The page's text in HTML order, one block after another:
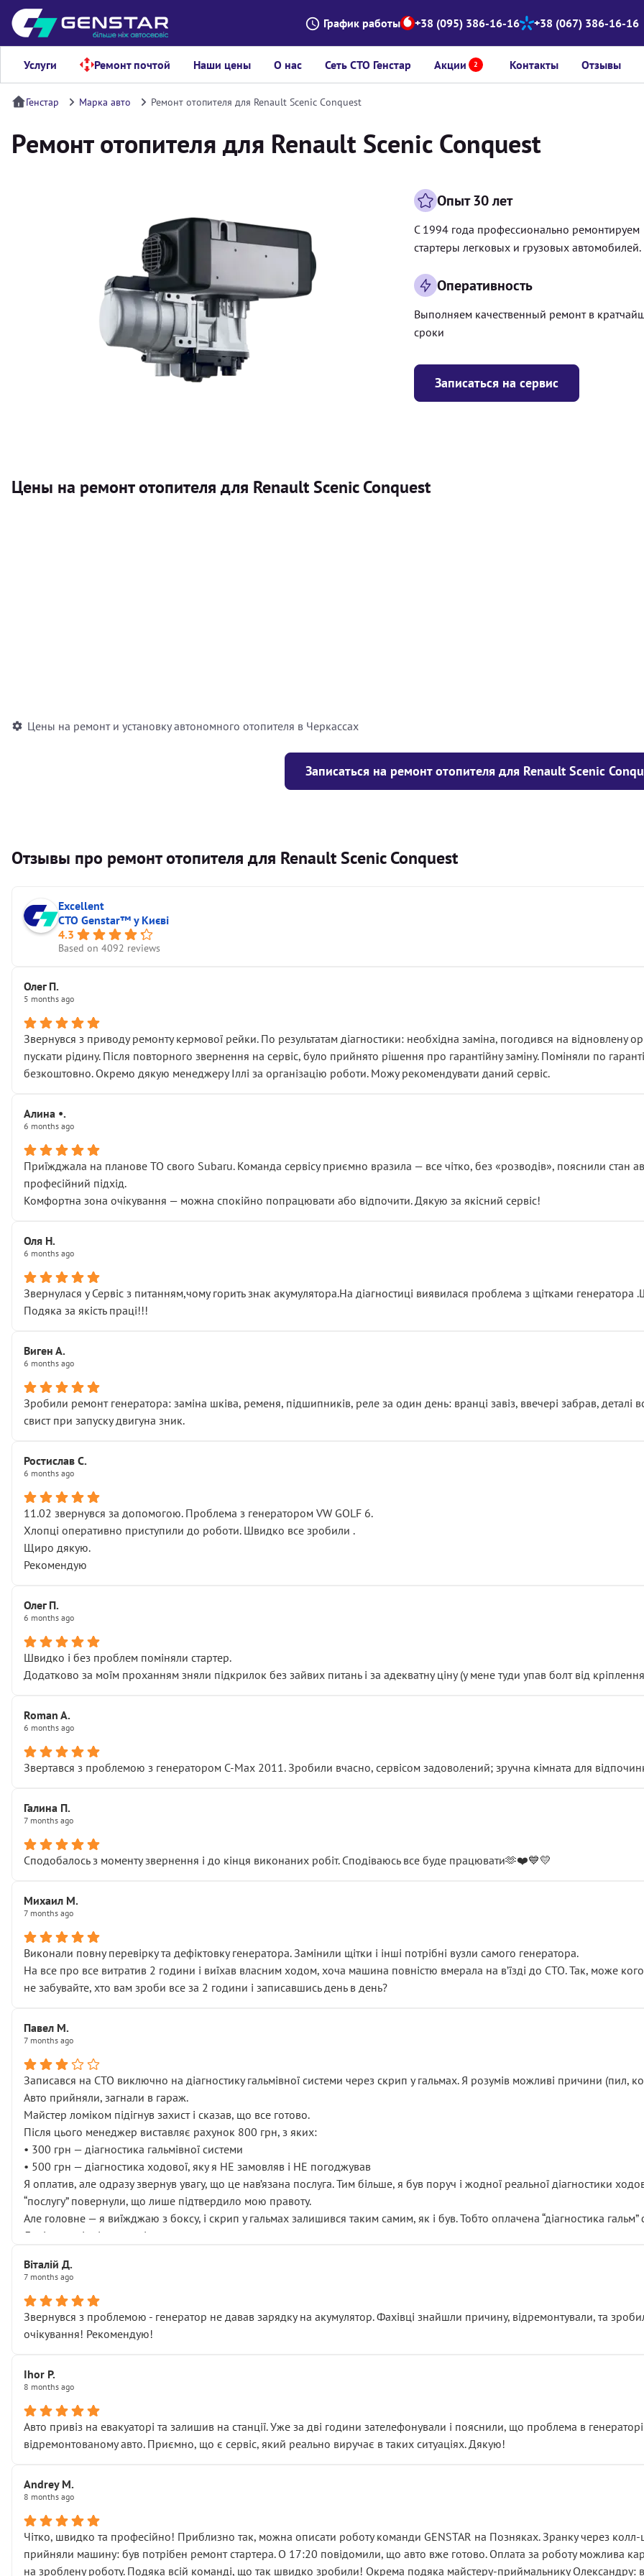
График работы +38 (095) 386-16-16 +38 (067) 386-16-16
Услуги Ремонт почтой Наши цены О нас Сеть СТО Генстар Акции 2 Контакты Отзывы
Генстар Марка авто Ремонт отопителя для Renault Scenic Conquest
Ремонт отопителя для Renault Scenic Conquest
Записаться на сервис
Опыт 30 лет
С 1994 года профессионально ремонтируем
стартеры легковых и грузовых автомобилей.
Оперативность
Выполняем качественный ремонт в
сроки
Цены на ремонт отопителя для Renault Scenic Conquest
Цены на ремонт и установку автономного отопителя в Черкассах
Записаться на ремонт отопителя для Renault Scenic
Отзывы про ремонт отопителя для Renault Scenic Conquest
Excellent
СТО Genstar™ у Києві
4.3
Based on 4092 reviews
Олег П.
5 months ago
Звернувся з приводу ремонту кермової рейки. По результатам діагностики: необхідна заміна, погодився на відновлену
пускати рідину. Після повторного звернення на сервіс, було прийнято рішення про гарантійну заміну. Поміняли по
безкоштовно. Окремо дякую менеджеру Іллі за організацію роботи. Можу рекомендувати даний сервіс.
Алина •.
6 months ago
Приїжджала на планове ТО свого Subaru. Команда сервісу приємно вразила — все чітко, без «розводів», пояснили стан
професійний підхід.
Комфортна зона очікування — можна спокійно попрацювати або відпочити. Дякую за якісний сервіс!
Оля Н.
6 months ago
Звернулася у Сервіс з питанням,чому горить знак акумулятора.На діагностиці виявилася проблема з щітками
Подяка за якість праці!!!
Виген А.
6 months ago
Зробили ремонт генератора: заміна шківа, ременя, підшипників, реле за один день: вранці завіз, ввечері забрав, деталі
свист при запуску двигуна зник.
Ростислав С.
6 months ago
11.02 звернувся за допомогою. Проблема з генератором VW GOLF 6.
Хлопці оперативно приступили до роботи. Швидко все зробили .
Щиро дякую.
Рекомендую
Олег П.
6 months ago
Швидко і без проблем поміняли стартер.
Додатково за моїм проханням зняли підкрилок без зайвих питань і за адекватну ціну (у мене туди упав болт від
Roman A.
6 months ago
Звертався з проблемою з генератором C-Max 2011. Зробили вчасно, сервісом задоволений; зручна кімната для
Галина П.
7 months ago
Сподобалось з моменту звернення і до кінця виконаних робіт. Сподіваюсь все буде працювати🫶❤️💙💛
Михаил М.
7 months ago
Виконали повну перевірку та дефіктовку генератора. Замінили щітки і інші потрібні вузли самого генератора.
На все про все витратив 2 години і виїхав власним ходом, хоча машина повністю вмерала на вʼїзді до СТО. Так, може
не забувайте, хто вам зроби все за 2 години і записавшись день в день?
Павел М.
7 months ago
Записався на СТО виключно на діагностику гальмівної системи через скрип у гальмах. Я розумів можливі причини (пил,
Авто прийняли, загнали в гараж.
Майстер ломіком підігнув захист і сказав, що все готово.
Після цього менеджер виставляє рахунок 800 грн, з яких:
• 300 грн — діагностика гальмівної системи
• 500 грн — діагностика ходової, яку я НЕ замовляв і НЕ погоджував
Я оплатив, але одразу звернув увагу, що це нав’язана послуга. Тим більше, я був поруч і жодної реальної діагностики
“послугу” повернули, що лише підтвердило мою правоту.
Але головне — я виїжджаю з боксу, і скрип у гальмах залишився таким самим, як і був. Тобто оплачена “діагностика
Далі ситуація тільки погіршилась:
• що біля авто стояти вже не можна
( ну все зняли та доробили) дякую!
Окремий момент, який виглядає абсурдно:
мені заявили, що бачок гальмівної рідини потрібно міняти разом із головним гальмівним циліндром у зборі.
Що прикро — це не перший мій візит. Раніше міняв у вас стартер, і тоді сервіс наче справив хороше враження. Але
пояснили, що це “старі гайки, які відкручували”, і попросили не хвилюватися. ( надіюсь новий власник, не застяг в полі))
Але після нинішнього візиту такі дрібниці вже не здаються дрібницями.
Я — клієнт, який працює на довірі, і саме її цей сервіс серйозно підірвав.
Хотілося б більше:
• прозорості в роботах і рахунках
• реальної діагностики, а не формального “подивились і поїхав”
На жаль, складається враження, що сервіс працює не на якість, а “аби швидше і дорожче”. Саме це і псує загальне
Стосовно комунікації - все добре
Віталій Д.
7 months ago
Звернувся з проблемою - генератор не давав зарядку на акумулятор. Фахівці знайшли причину, відремонтували, та
очікування! Рекомендую!
Ihor P.
8 months ago
Авто привіз на евакуаторі та залишив на станції. Уже за дві години зателефонували і пояснили, що проблема в
відремонтованому авто. Приємно, що є сервіс, який реально виручає в таких ситуаціях. Дякую!
Andrey M.
8 months ago
Чітко, швидко та професійно! Приблизно так, можна описати роботу команди GENSTAR на Позняках. Зранку через колл-
прийняли машину: був потрібен ремонт стартера. О 17:20 повідомили, що авто вже готово. Оплата за роботу можлива
на зроблену роботу. Подяка всій команді, що так швидко зробили! Окрема подяка майстеру-приймальнику Олександру: